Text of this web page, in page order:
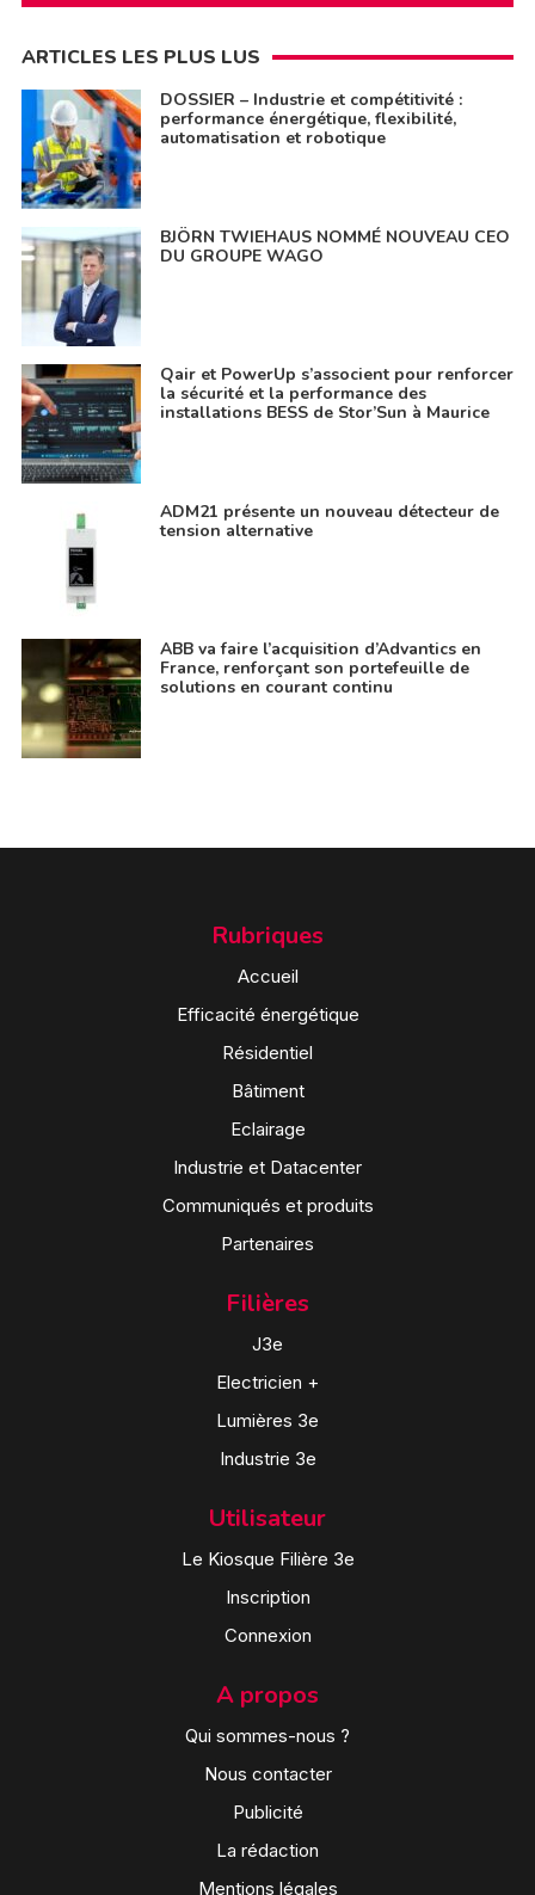
ARTICLES LES PLUS LUS
DOSSIER – Industrie et compétitivité :
performance énergétique, flexibilité,
automatisation et robotique
BJÖRN TWIEHAUS NOMMÉ NOUVEAU CEO
DU GROUPE WAGO
Qair et PowerUp s’associent pour renforcer
la sécurité et la performance des
installations BESS de Stor’Sun à Maurice
ADM21 présente un nouveau détecteur de
tension alternative
ABB va faire l’acquisition d’Advantics en
France, renforçant son portefeuille de
solutions en courant continu
Rubriques
Accueil
Efficacité énergétique
Résidentiel
Bâtiment
Eclairage
Industrie et Datacenter
Communiqués et produits
Partenaires
Filières
J3e
Electricien +
Lumières 3e
Industrie 3e
Utilisateur
Le Kiosque Filière 3e
Inscription
Connexion
A propos
Qui sommes-nous ?
Nous contacter
Publicité
La rédaction
Mentions légales